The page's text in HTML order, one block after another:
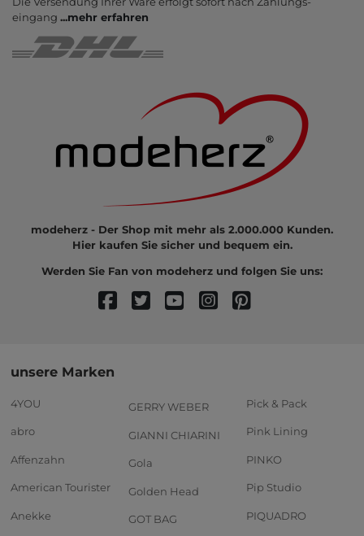
eingang ...mehr erfahren
modeherz - Der Shop mit mehr als 2.000.000 Kunden.
Hier kaufen Sie sicher und bequem ein.
Werden Sie Fan von modeherz und folgen Sie uns:
unsere Marken
4YOU
abro
Affenzahn
American Tourister
Anekke
GERRY WEBER
GIANNI CHIARINI
Gola
Golden Head
GOT BAG
Pick & Pack
Pink Lining
PINKO
Pip Studio
PIQUADRO